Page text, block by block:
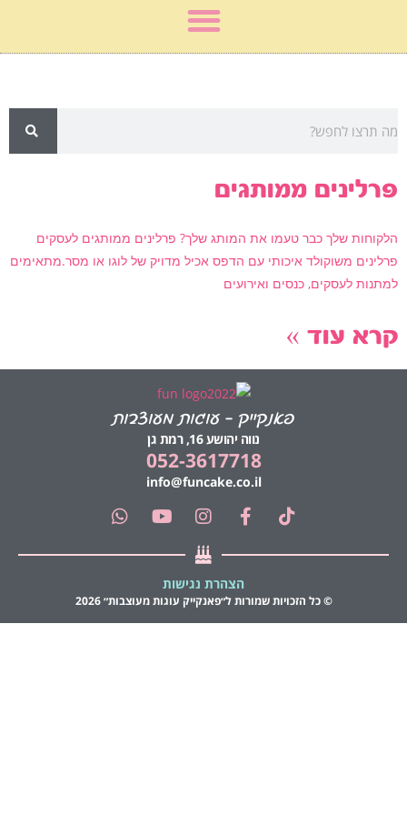
פרלינים ממותגים
הלקוחות שלך כבר טעמו את המותג שלך? פרלינים ממותגים לעסקים
פרלינים משוקולד איכותי עם הדפס אכיל מדויק של לוגו או מסר.מתאימים
למתנות לעסקים, כנסים ואירועים
קרא עוד »
פאנקייק – עוגות מעוצבות
נווה יהושע 16, רמת גן
052-3617718
info@funcake.co.il
הצהרת נגישות
© כל הזכויות שמורות ל״פאנקייק עוגות מעוצבות״ 2026